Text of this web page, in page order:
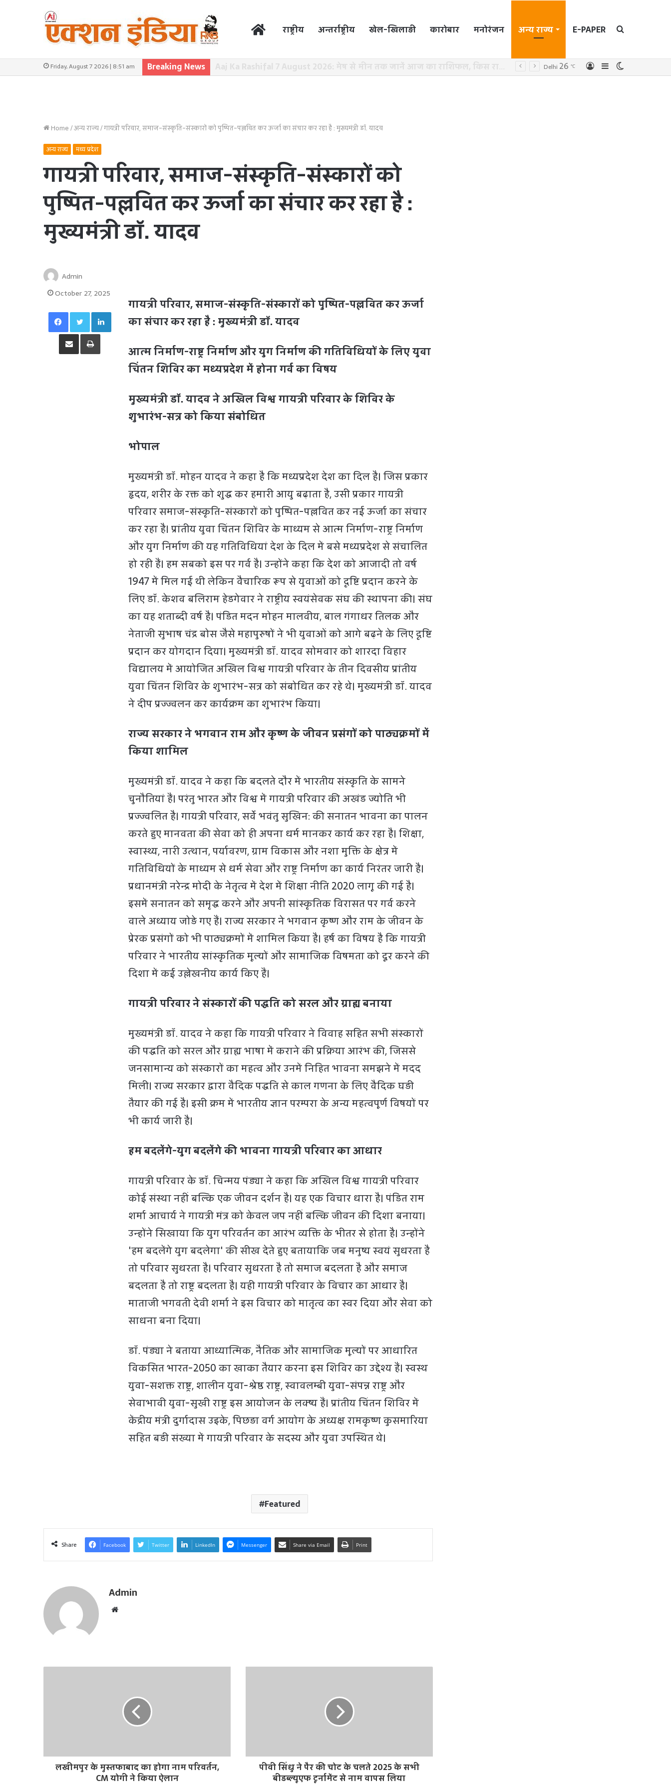
राष्ट्रीय अन्तर्राष्ट्रीय खेल-खिलाड़ी कारोबार मनोरंजन अन्य राज्य E-PAPER Search
Friday, August 7 2026 | 8:51 am Breaking News Sidebar
Log
Delhi 26 ℃
Home/अन्य राज्य/गायत्री परिवार, समाज-संस्कृति-संस्कारों को पुष्पित-पल्लवित कर ऊर्जा का संचार कर रहा है : मुख्यमंत्री डॉ. यादव
अन्य राज्य मध्य प्रदेश
गायत्री परिवार, समाज-संस्कृति-संस्कारों को
पुष्पित-पल्लवित कर ऊर्जा का संचार कर रहा है :
मुख्यमंत्री डॉ. यादव
गायत्री परिवार, समाज-संस्कृति-संस्कारों को पुष्पित-पल्लवित कर ऊर्जा
का संचार कर रहा है : मुख्यमंत्री डॉ. यादव
आत्म निर्माण-राष्ट्र निर्माण और युग निर्माण की गतिविधियों के लिए युवा
चिंतन शिविर का मध्यप्रदेश में होना गर्व का विषय
मुख्यमंत्री डॉ. यादव ने अखिल विश्व गायत्री परिवार के शिविर के
शुभारंभ-सत्र को किया संबोधित
भोपाल
मुख्यमंत्री डॉ. मोहन यादव ने कहा है कि मध्यप्रदेश देश का दिल है। जिस प्रकार
हृदय, शरीर के रक्त को शुद्ध कर हमारी आयु बढ़ाता है, उसी प्रकार गायत्री
परिवार समाज-संस्कृति-संस्कारों को पुष्पित-पल्लवित कर नई ऊर्जा का संचार
कर रहा है। प्रांतीय युवा चिंतन शिविर के माध्यम से आत्म निर्माण-राष्ट्र निर्माण
और युग निर्माण की यह गतिविधियां देश के दिल में बसे मध्यप्रदेश से संचालित
हो रही हैं। हम सबको इस पर गर्व है। उन्होंने कहा कि देश को आजादी तो वर्ष
1947 में मिल गई थी लेकिन वैचारिक रूप से युवाओं को दृष्टि प्रदान करने के
लिए डॉ. केशव बलिराम हेडगेवार ने राष्ट्रीय स्वयंसेवक संघ की स्थापना की। संघ
का यह शताब्दी वर्ष है। पंडित मदन मोहन मालवीय, बाल गंगाधर तिलक और
नेताजी सुभाष चंद्र बोस जैसे महापुरुषों ने भी युवाओं को आगे बढ़ने के लिए दृष्टि
प्रदान कर योगदान दिया। मुख्यमंत्री डॉ. यादव सोमवार को शारदा विहार
विद्यालय में आयोजित अखिल विश्व गायत्री परिवार के तीन दिवसीय प्रांतीय
युवा चिंतन शिविर के शुभारंभ-सत्र को संबोधित कर रहे थे। मुख्यमंत्री डॉ. यादव
ने दीप प्रज्ज्वलन कर कार्यक्रम का शुभारंभ किया।
राज्य सरकार ने भगवान राम और कृष्ण के जीवन प्रसंगों को पाठ्यक्रमों में
किया शामिल
मुख्यमंत्री डॉ. यादव ने कहा कि बदलते दौर में भारतीय संस्कृति के सामने
चुनौतियां हैं। परंतु भारत और विश्व में गायत्री परिवार की अखंड ज्योति भी
प्रज्ज्वलित है। गायत्री परिवार, सर्वे भवंतु सुखिन: की सनातन भावना का पालन
करते हुए मानवता की सेवा को ही अपना धर्म मानकर कार्य कर रहा है। शिक्षा,
स्वास्थ्य, नारी उत्थान, पर्यावरण, ग्राम विकास और नशा मुक्ति के क्षेत्र में
गतिविधियों के माध्यम से धर्म सेवा और राष्ट्र निर्माण का कार्य निरंतर जारी है।
प्रधानमंत्री नरेन्द्र मोदी के नेतृत्व में देश में शिक्षा नीति 2020 लागू की गई है।
इसमें सनातन को समृद्ध करने और अपनी सांस्कृतिक विरासत पर गर्व करने
वाले अध्याय जोड़े गए हैं। राज्य सरकार ने भगवान कृष्ण और राम के जीवन के
प्रेरक प्रसंगों को भी पाठ्यक्रमों में शामिल किया है। हर्ष का विषय है कि गायत्री
परिवार ने भारतीय सांस्कृतिक मूल्यों और सामाजिक विषमता को दूर करने की
दिशा में कई उल्लेखनीय कार्य किए हैं।
गायत्री परिवार ने संस्कारों की पद्धति को सरल और ग्राह्य बनाया
मुख्यमंत्री डॉ. यादव ने कहा कि गायत्री परिवार ने विवाह सहित सभी संस्कारों
की पद्धति को सरल और ग्राह्य भाषा में कराने की प्रक्रिया आरंभ की, जिससे
जनसामान्य को संस्कारों का महत्व और उनमें निहित भावना समझने में मदद
मिली। राज्य सरकार द्वारा वैदिक पद्धति से काल गणना के लिए वैदिक घड़ी
तैयार की गई है। इसी क्रम में भारतीय ज्ञान परम्परा के अन्य महत्वपूर्ण विषयों पर
भी कार्य जारी है।
हम बदलेंगे-युग बदलेंगे की भावना गायत्री परिवार का आधार
गायत्री परिवार के डॉ. चिन्मय पंड्या ने कहा कि अखिल विश्व गायत्री परिवार
कोई संस्था नहीं बल्कि एक जीवन दर्शन है। यह एक विचार धारा है। पंडित राम
शर्मा आचार्य ने गायत्री मंत्र को केवल जप नहीं बल्कि जीवन की दिशा बनाया।
उन्होंने सिखाया कि युग परिवर्तन का आरंभ व्यक्ति के भीतर से होता है। उन्होंने
'हम बदलेंगे युग बदलेगा' की सीख देते हुए बतायाकि जब मनुष्य स्वयं सुधरता है
तो परिवार सुधरता है। परिवार सुधरता है तो समाज बदलता है और समाज
बदलता है तो राष्ट्र बदलता है। यही गायत्री परिवार के विचार का आधार है।
माताजी भगवती देवी शर्मा ने इस विचार को मातृत्व का स्वर दिया और सेवा को
साधना बना दिया।
डॉ. पंड्या ने बताया आध्यात्मिक, नैतिक और सामाजिक मूल्यों पर आधारित
विकसित भारत-2050 का खाका तैयार करना इस शिविर का उद्देश्य हैं। स्वस्थ
युवा-सशक्त राष्ट्र, शालीन युवा-श्रेष्ठ राष्ट्र, स्वावलम्बी युवा-संपन्न राष्ट्र और
सेवाभावी युवा-सुखी राष्ट्र इस आयोजन के लक्ष्य हैं। प्रांतीय चिंतन शिविर में
केंद्रीय मंत्री दुर्गादास उइके, पिछड़ा वर्ग आयोग के अध्यक्ष रामकृष्ण कुसमारिया
सहित बड़ी संख्या में गायत्री परिवार के सदस्य और युवा उपस्थित थे।
Featured
Admin
October 27, 2025
Facebook Twitter LinkedIn
Share via Email Print
Share Facebook Twitter LinkedIn Messenger Share via Email Print
Admin
t
लखीमपुर के मुस्तफाबाद का होगा नाम परिवर्तन,
CM योगी ने किया ऐलान
पीवी सिंधु ने पैर की चोट के चलते 2025 के सभी
बीडब्ल्यूएफ टूर्नामेंट से नाम वापस लिया